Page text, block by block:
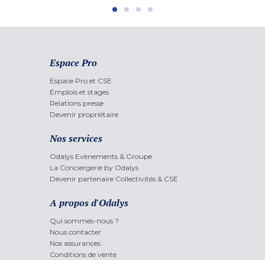
Espace Pro
Espace Pro et CSE
Emplois et stages
Relations presse
Devenir propriétaire
Nos services
Odalys Evènements & Groupe
La Conciergerie by Odalys
Devenir partenaire Collectivités & CSE
A propos d'Odalys
Qui sommes-nous ?
Nous contacter
Nos assurances
Conditions de vente